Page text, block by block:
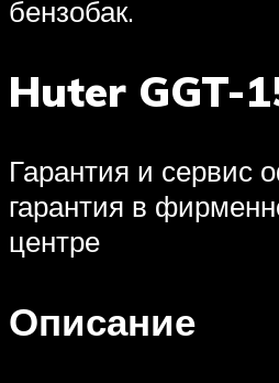
бензобак.
Huter GGT-
Гарантия и сервис
гарантия в
центре
Описание